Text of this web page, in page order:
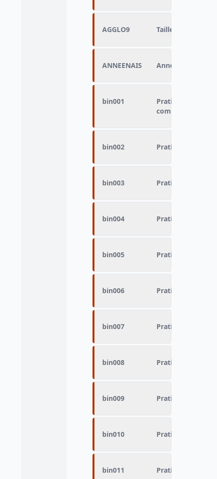
AGGLO9 Taille d'unité
ANNEENAIS Année de
bin001
Pratique du
combinés
bin002 Pratique du
bin003 Pratique du
bin004 Pratique du
bin005 Pratique du
bin006 Pratique du
bin007 Pratique du
bin008 Pratique du
bin009 Pratique du
bin010 Pratique du
bin011 Pratique du sport